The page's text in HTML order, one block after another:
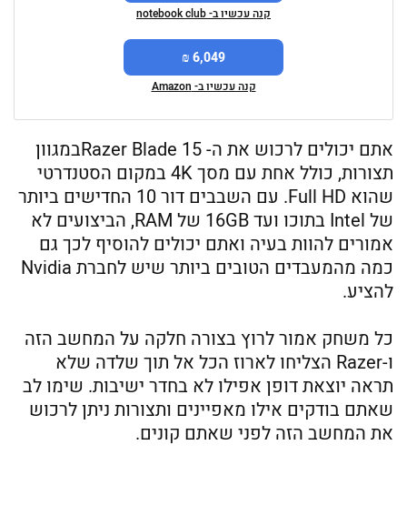
קנה עכשיו ב- notebook club
6,049 ₪
קנה עכשיו ב- Amazon
אתם יכולים לרכוש את ה- Razer Blade 15במגוון
תצורות, כולל אחת עם מסך 4K במקום הסטנדרטי
שהוא Full HD. עם השבבים דור 10 החדישים ביותר
של Intel בתוכו ועד 16GB של RAM, הביצועים לא
אמורים להוות בעיה ואתם יכולים להוסיף לכך גם
כמה מהמעבדים הטובים ביותר שיש לחברת Nvidia
להציע.
כל משחק אמור לרוץ בצורה חלקה על המחשב הזה
ו-Razer הצליחו לארוז הכל אל תוך שלדה שלא
תראה יוצאת דופן אפילו לא בחדר ישיבות. שימו לב
שאתם בודקים אילו מאפיינים ותצורות ניתן לרכוש
את המחשב הזה לפני שאתם קונים.